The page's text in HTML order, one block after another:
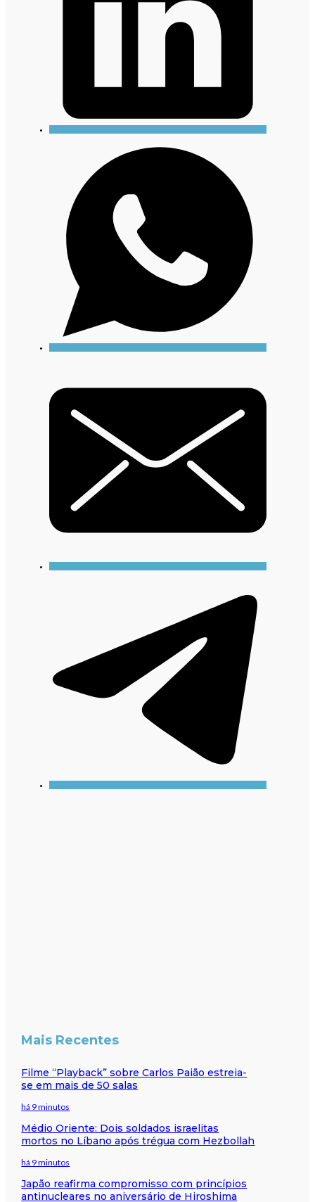
Mais Recentes
Filme “Playback” sobre Carlos Paião estreia-
se em mais de 50 salas
há 9 minutos
Médio Oriente: Dois soldados israelitas
mortos no Líbano após trégua com Hezbollah
há 9 minutos
Japão reafirma compromisso com princípios
antinucleares no aniversário de Hiroshima